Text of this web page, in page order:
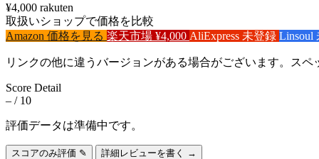
¥4,000 rakuten
取扱いショップで価格を比較
Amazon 価格を見る 楽天市場 ¥4,000 AliExpress 未登録 Linsoul
リンクの他に違うバージョンがある場合がございます。ス
Score Detail
– / 10
評価データは準備中です。
スコアのみ評価 ✎ 詳細レビューを書く →